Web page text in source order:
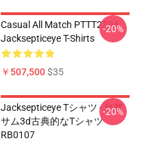
Casual All Match PTTT2304
Jacksepticeye T-Shirts
￥507,500$35
-20%
Jacksepticeye Tシャツ - 無菌
サム3d古典的なTシャツ
RB0107
-20%